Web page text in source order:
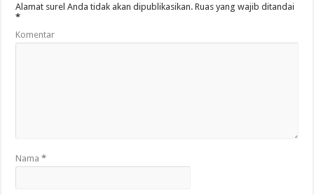
Alamat surel Anda tidak akan dipublikasikan. Ruas yang wajib ditandai
*
Komentar
Nama*